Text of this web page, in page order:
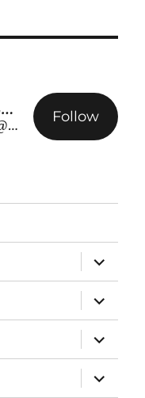
Foodsharing Luxembourg
@foodsharing.lu@www.foodsharing.lu
Follow